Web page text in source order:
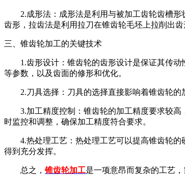
2.成形法：成形法是利用与被加工齿轮齿槽
齿形，拉齿法是利用拉刀在锥齿轮毛坯上拉削出
三、锥齿轮加工的关键技术
1.齿形设计：锥齿轮的齿形设计是保证其传
等参数，以及齿面的修形和优化。
2.刀具选择：刀具的选择直接影响着锥齿轮
3.加工精度控制：锥齿轮的加工精度要求较
时监控和调整，确保加工精度符合要求。
4.热处理工艺：热处理工艺可以提高锥齿轮
得到充分发挥。
总之， 锥齿轮加工是一项意昂而复杂的工艺